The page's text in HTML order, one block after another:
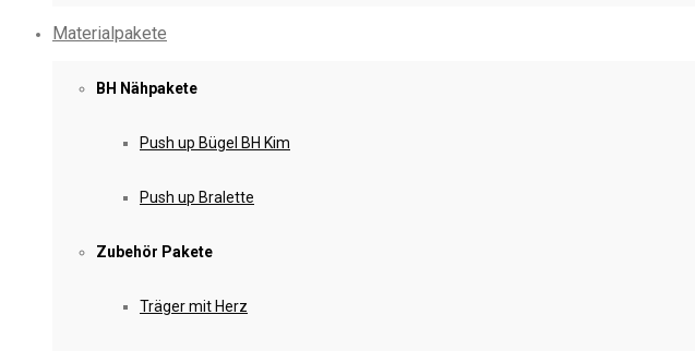
Materialpakete
BH Nähpakete
Push up Bügel BH Kim
Push up Bralette
Zubehör Pakete
Träger mit Herz